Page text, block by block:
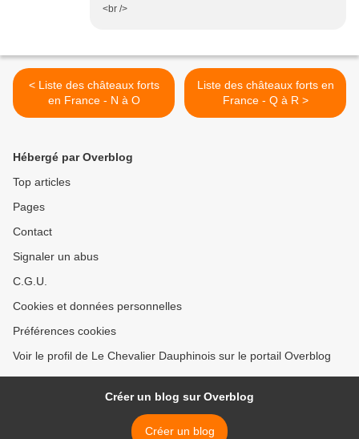
<br />
< Liste des châteaux forts
en France - N à O
Liste des châteaux forts en
France - Q à R >
Hébergé par Overblog
Top articles
Pages
Contact
Signaler un abus
C.G.U.
Cookies et données personnelles
Préférences cookies
Voir le profil de Le Chevalier Dauphinois sur le portail Overblog
Créer un blog sur Overblog
Créer un blog